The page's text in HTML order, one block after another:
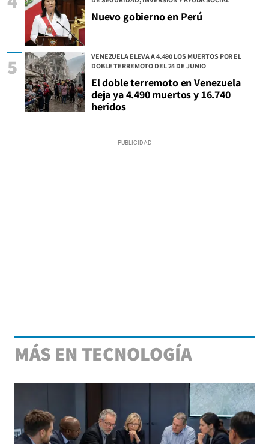
Nuevo gobierno en Perú
VENEZUELA ELEVA A 4.490 LOS MUERTOS POR EL
DOBLE TERREMOTO DEL 24 DE JUNIO
El doble terremoto en Venezuela
deja ya 4.490 muertos y 16.740
heridos
5
MÁS EN TECNOLOGÍA